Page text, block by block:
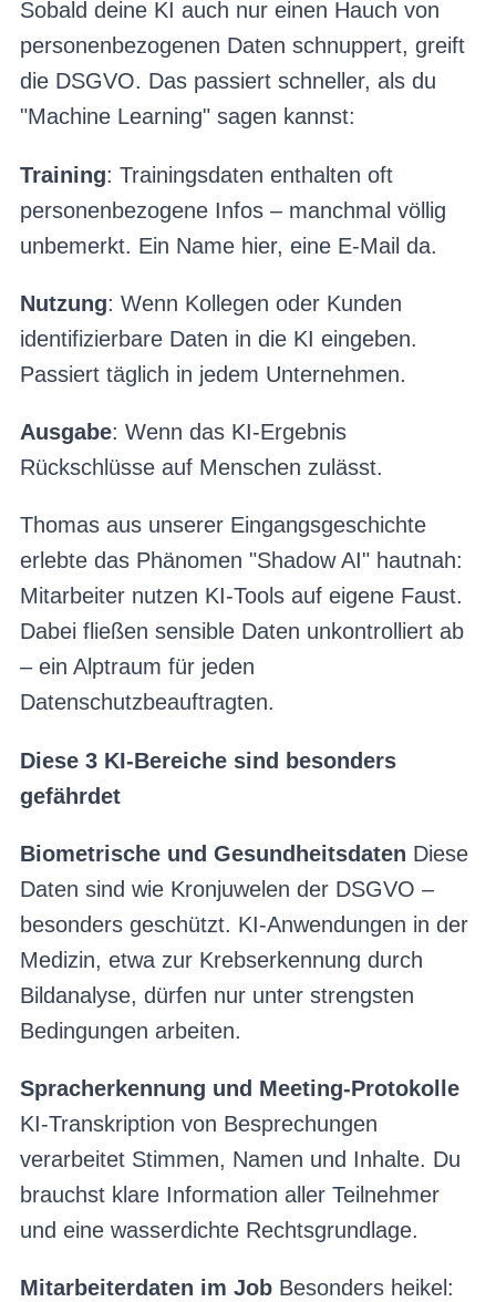
Sobald deine KI auch nur einen Hauch von
personenbezogenen Daten schnuppert, greift
die DSGVO. Das passiert schneller, als du
"Machine Learning" sagen kannst:
Training: Trainingsdaten enthalten oft
personenbezogene Infos – manchmal völlig
unbemerkt. Ein Name hier, eine E-Mail da.
Nutzung: Wenn Kollegen oder Kunden
identifizierbare Daten in die KI eingeben.
Passiert täglich in jedem Unternehmen.
Ausgabe: Wenn das KI-Ergebnis
Rückschlüsse auf Menschen zulässt.
Thomas aus unserer Eingangsgeschichte
erlebte das Phänomen "Shadow AI" hautnah:
Mitarbeiter nutzen KI-Tools auf eigene Faust.
Dabei fließen sensible Daten unkontrolliert ab
– ein Alptraum für jeden
Datenschutzbeauftragten.
Diese 3 KI-Bereiche sind besonders
gefährdet
Biometrische und Gesundheitsdaten Diese
Daten sind wie Kronjuwelen der DSGVO –
besonders geschützt. KI-Anwendungen in der
Medizin, etwa zur Krebserkennung durch
Bildanalyse, dürfen nur unter strengsten
Bedingungen arbeiten.
Spracherkennung und Meeting-Protokolle
KI-Transkription von Besprechungen
verarbeitet Stimmen, Namen und Inhalte. Du
brauchst klare Information aller Teilnehmer
und eine wasserdichte Rechtsgrundlage.
Mitarbeiterdaten im Job Besonders heikel: